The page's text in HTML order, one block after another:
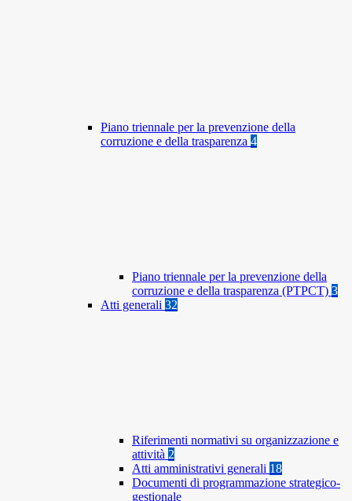
Piano triennale per la prevenzione della
corruzione e della trasparenza 4
Piano triennale per la prevenzione della
corruzione e della trasparenza (PTPCT) 3
Atti generali 32
Riferimenti normativi su organizzazione e
attività 2
Atti amministrativi generali 18
Documenti di programmazione strategico-
gestionale